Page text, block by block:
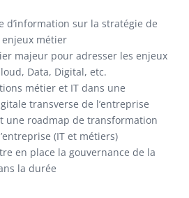
d’information sur la stratégie de
enjeux métier
majeur pour adresser les enjeux
Data, Digital, etc.
métier et IT dans une
transverse de l’entreprise
une roadmap de transformation
(IT et métiers)
en place la gouvernance de la
la durée